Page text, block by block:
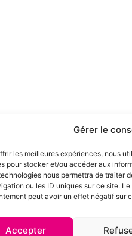
Gérer le
les meilleures expériences, nous
pour stocker et/ou accéder aux
nous permettra de traiter
ou les ID uniques sur ce site.
peut avoir un effet négatif sur
Accepter